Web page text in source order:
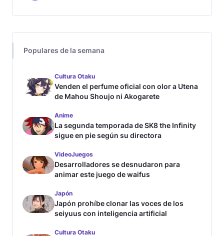
Populares de la semana
Cultura Otaku
Venden el perfume oficial con olor a Utena
de Mahou Shoujo ni Akogarete
Anime
La segunda temporada de SK8 the Infinity
sigue en pie según su directora
VideoJuegos
Desarrolladores se desnudaron para
animar este juego de waifus
Japón
Japón prohíbe clonar las voces de los
seiyuus con inteligencia artificial
Cultura Otaku